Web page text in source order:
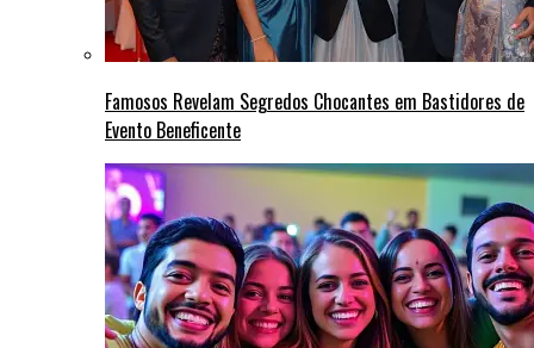
Famosos Revelam Segredos Chocantes em Bastidores de
Evento Beneficente